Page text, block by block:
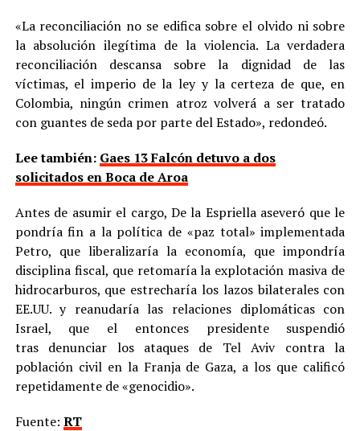
«La reconciliación no se edifica sobre el olvido ni sobre
la absolución ilegítima de la violencia. La verdadera
reconciliación descansa sobre la dignidad de las
víctimas, el imperio de la ley y la certeza de que, en
Colombia, ningún crimen atroz volverá a ser tratado
con guantes de seda por parte del Estado», redondeó.
Lee también: Gaes 13 Falcón detuvo a dos
solicitados en Boca de Aroa
Antes de asumir el cargo, De la Espriella aseveró que le
pondría fin a la política de «paz total» implementada
Petro, que liberalizaría la economía, que impondría
disciplina fiscal, que retomaría la explotación masiva de
hidrocarburos, que estrecharía los lazos bilaterales con
EE.UU. y reanudaría las relaciones diplomáticas con
Israel, que el entonces presidente suspendió
tras denunciar los ataques de Tel Aviv contra la
población civil en la Franja de Gaza, a los que calificó
repetidamente de «genocidio».
Fuente: RT